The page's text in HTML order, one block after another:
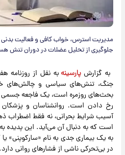
مدیریت استرس، خواب کافی و فعالیت
جلوگیری از تحلیل عضلات در دوران تنش
​به گزارش پارسینهبه نقل از روزنامه
جنگ، تنش‌های سیاسی و چالش‌های
بحث‌های روزمره است، یک فاجعه جسمی
رخ دادن است. روانشناسان و
آسیب شرایط بحرانی، نه فقط اضطراب
است که به دنبال آن می‌آید. این پدیده
به یک بیماری جدی به نام «سارکوپنی»
در بی‌تحرکی ناشی از فشارهای روانی دارد.